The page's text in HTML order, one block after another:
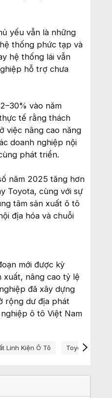
yếu vẫn là những
thống phức tạp và
hệ thống lái vẫn
hỗ trợ chưa
vào năm
tế rằng thách
việc nâng cao năng
doanh nghiệp nội
phát triển.
năm 2025 tăng hơn
Toyota, cùng với sự
tâm sản xuất ô tô
địa hóa và chuỗi
mới được kỳ
xuất, nâng cao tỷ lệ
đã xây dựng
rộng dư địa phát
ô tô Việt Nam
Linh Kiện Ô Tô Toyota